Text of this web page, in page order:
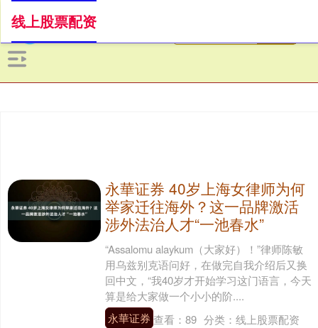
线上股票配资
永華证券 40岁上海女律师为何
举家迁往海外？这一品牌激活
涉外法治人才“一池春水”
“Assalomu alaykum（大家好）！”律师陈敏
用乌兹别克语问好，在做完自我介绍后又换
回中文，“我40岁才开始学习这门语言，今天
算是给大家做一个小小的阶....
永華证券 查看： 89 分类： 线上股票配资